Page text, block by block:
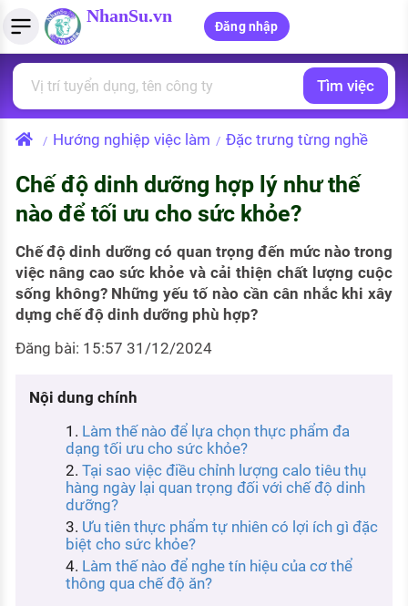
NhanSu.vn
Đăng nhập
Tìm việc làm
Việc làm ngành luật
Việc làm lương cao
CÔNG TY
Danh sách nhà tuyển dụng
Quản lý CV
Tải CV lên
Tạo CV trực tuyến
Mẫu CV đơn giản
Mẫu CV hiện đại
Tính lương Gross - Net
Tính thuế thu nhập cá nhân
Tính trợ cấp thất nghiệp
PHÁP LUẬT VIỆT NAM
Văn bản pháp luật
PHÁP LUẬT LAO ĐỘNG
Lao động và tiền lương
Bảo hiểm và phúc lợi
Thuế thu nhập
Hồ sơ biểu mẫu
Chính sách lao động
KHÁM PHÁ NGHỀ NGHIỆP
Tử vi nghề nghiệp
Kỹ năng nghề nghiệp
HƯỚNG NGHIỆP VIỆC LÀM
Đặc trưng từng nghề
Xu hướng việc làm
Tìm việc
/ Hướng nghiệp việc làm / Đặc trưng từng nghề
Chế độ dinh dưỡng hợp lý như thế
nào để tối ưu cho sức khỏe?
Chế độ dinh dưỡng có quan trọng đến mức nào trong
việc nâng cao sức khỏe và cải thiện chất lượng cuộc
sống không? Những yếu tố nào cần cân nhắc khi xây
dựng chế độ dinh dưỡng phù hợp?
Đăng bài: 15:57 31/12/2024
Nội dung chính
Làm thế nào để lựa chọn thực phẩm đa
dạng tối ưu cho sức khỏe?
Tại sao việc điều chỉnh lượng calo tiêu thụ
hàng ngày lại quan trọng đối với chế độ dinh
dưỡng?
Ưu tiên thực phẩm tự nhiên có lợi ích gì đặc
biệt cho sức khỏe?
Làm thế nào để nghe tín hiệu của cơ thể
thông qua chế độ ăn?